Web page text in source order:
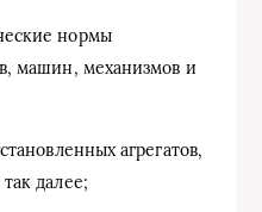
нормы
машин, механизмов и
агрегатов,
далее;